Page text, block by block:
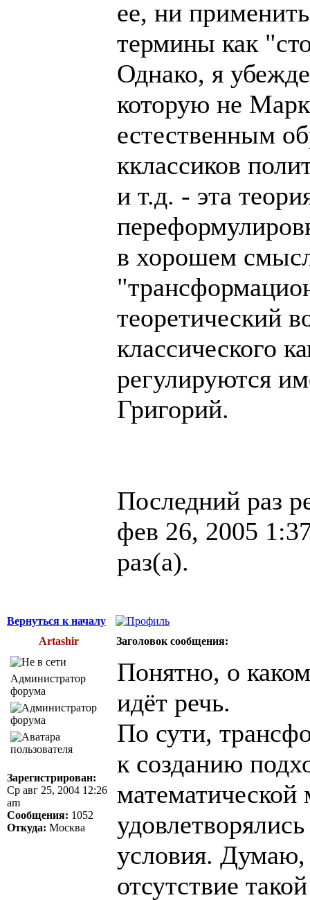
ее, ни
термины как
Однако, я
которую не
естественным
кклассиков
и т.д. - эта
в хорошем
теоретический
классического
регулируются
Григорий.
Последний раз
фев 26, 2005
раз(а).
Вернуться к началу
Artashir
Заголовок сообщения:
Администратор
форума
Зарегистрирован:
Ср авг 25, 2004 12:26
am
Сообщения: 1052
Откуда: Москва
Понятно, о
идёт речь.
По сути,
к созданию
условия. Думаю,
отсутствие